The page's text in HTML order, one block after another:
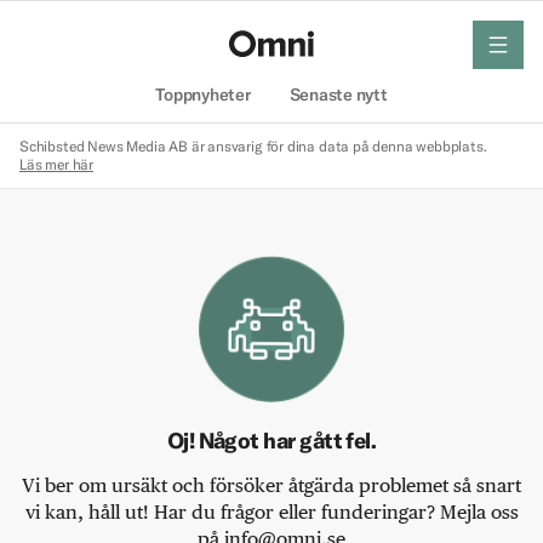
Toppnyheter Senaste nytt
meny
Schibsted News Media AB är ansvarig för dina data på denna webbplats.
Läs mer här
Oj! Något har gått fel.
Vi ber om ursäkt och försöker åtgärda problemet så snart
vi kan, håll ut! Har du frågor eller funderingar? Mejla oss